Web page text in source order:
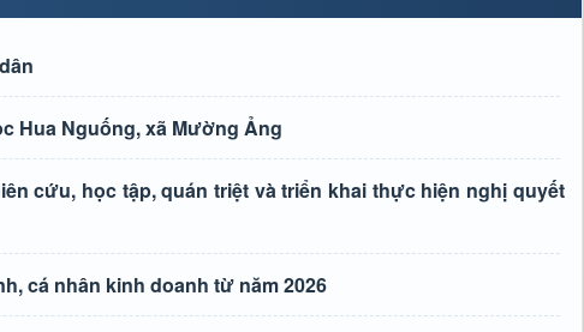
Hua Nguống, xã Mường Ảng
cứu, học tập, quán triệt và triển khai thực hiện nghị quyết
cá nhân kinh doanh từ năm 2026